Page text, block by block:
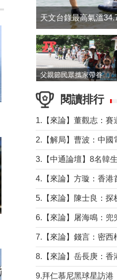
父親節民眾攜家帶眷出遊
閱讀排行
1.【來論】董觀志：賽
9.拜仁慕尼黑球星訪